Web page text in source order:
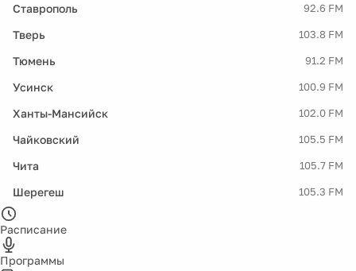
Ставрополь 92.6 FM
Тверь 103.8 FM
Тюмень 91.2 FM
Усинск 100.9 FM
Ханты-Мансийск 102.0 FM
Чайковский 105.5 FM
Чита 105.7 FM
Шерегеш 105.3 FM
Расписание
Программы